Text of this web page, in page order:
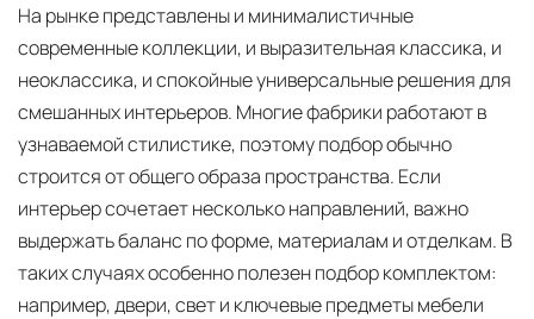
На рынке представлены и минималистичные
современные коллекции, и выразительная классика, и
неоклассика, и спокойные универсальные решения для
смешанных интерьеров. Многие фабрики работают в
узнаваемой стилистике, поэтому подбор обычно
строится от общего образа пространства. Если
интерьер сочетает несколько направлений, важно
выдержать баланс по форме, материалам и отделкам. В
таких случаях особенно полезен подбор комплектом:
например, двери, свет и ключевые предметы мебели